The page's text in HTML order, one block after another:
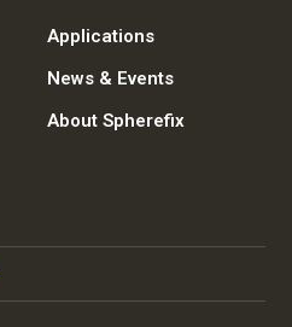
Applications
News & Events
About Spherefix
Portuguese